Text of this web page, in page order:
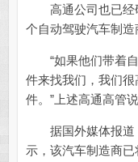
高通公司也已经
个自动驾驶汽车制造
“如果他们带着自
件来找我们，我们
件。”上述高通高管说
据国外媒体报道
示，该汽车制造商